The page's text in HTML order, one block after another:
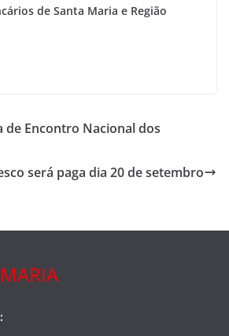
de Santa Maria e Região
de Encontro Nacional dos
será paga dia 20 de setembro